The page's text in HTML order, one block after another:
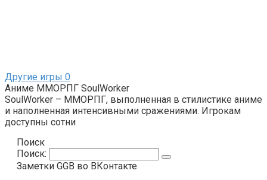
Другие игры 0
Аниме ММОРПГ SoulWorker
SoulWorker – ММОРПГ, выполненная в стилистике аниме
и наполненная интенсивными сражениями. Игрокам
доступны сотни
Поиск
Поиск:
Заметки GGB во ВКонтакте